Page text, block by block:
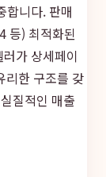
니다. 판매
등) 최적화된
가 상세페이
리한 구조를 갖
질적인 매출